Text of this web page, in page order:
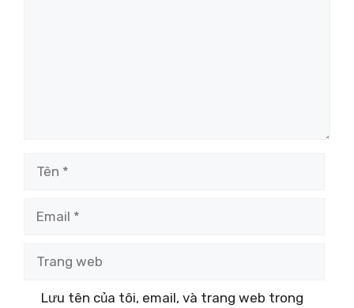
web
Lưu tên của tôi, email, và trang web trong